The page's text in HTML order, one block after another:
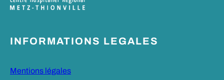
INFORMATIONS LEGALES
Mentions légales